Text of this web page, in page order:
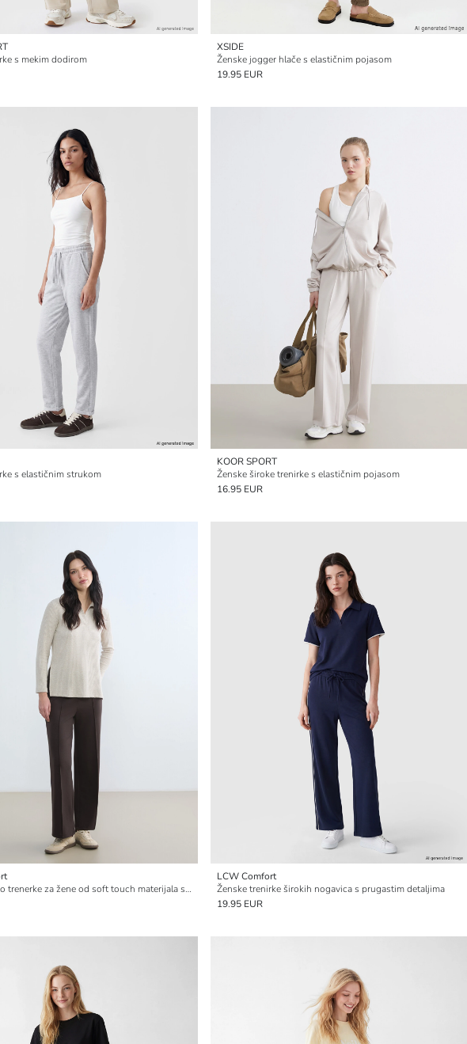
s mekim dodirom
XSIDE
Ženske jogger hlače s elastičnim pojasom
19.95 EUR
s elastičnim strukom
KOOR SPORT
Ženske široke trenirke s elastičnim pojasom
16.95 EUR
Beli donji deo trenerke za žene od soft touch materijala sa lastikom
LCW Comfort
Ženske trenirke širokih nogavica s prugastim detaljima
19.95 EUR